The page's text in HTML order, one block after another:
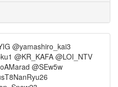
@yamashiro_kai3
@KR_KAFA @LOI_NTV
@SEw5w